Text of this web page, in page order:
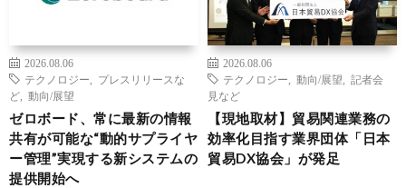
2026.08.06
テクノロジー
プレスリリースな
ど
動向/展望
ゼロボード、常に最新の情報
共有が可能な“動的サプライヤ
ー管理”実現する新システムの
提供開始へ
2026.08.06
テクノロジー
動向/展望
記者会
見など
【現地取材】貿易関連業務の
効率化目指す業界団体「日本
貿易DX協会」が発足